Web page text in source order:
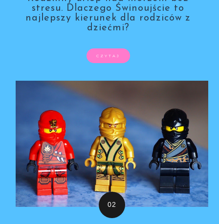
stresu. Dlaczego Świnoujście to
najlepszy kierunek dla rodziców z
dziećmi?
CZYTAJ